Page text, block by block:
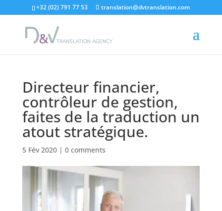
+32 (02) 791 77 53 translation@dvtranslation.com
Directeur financier,
contrôleur de gestion,
faites de la traduction un
atout stratégique.
5 Fév 2020| 0 comments